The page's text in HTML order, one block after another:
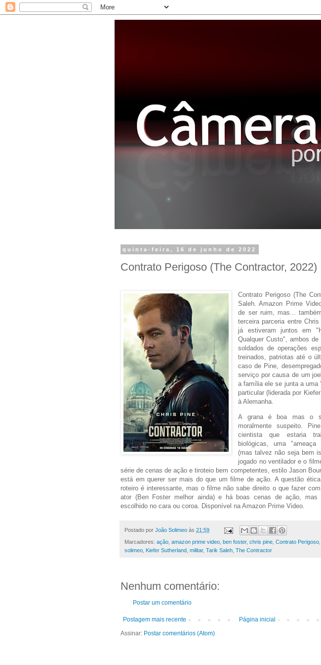
quinta-feira, 16 de junho de 2022
Contrato Perigoso (The Contractor, 2022)
Contrato Perigoso (The
Saleh. Amazon Prime
de ser ruim, mas...
terceira parceria entre
já estiveram juntos em
Qualquer Custo", ambos
soldados de operações
treinados, patriotas até o
caso de Pine,
serviço por causa de um
a família ele se junta a uma
particular (liderada por
à Alemanha.
A grana é boa mas o
moralmente suspeito.
cientista que estaria
biológicas, uma "ameaça
(mas talvez não seja bem
jogado no ventilador e o
série de cenas de ação e tiroteio bem competentes, estilo Jason
está em querer ser mais do que um filme de ação. A questão
roteiro é interessante, mas o filme não sabe direito o que fazer
ator (Ben Foster melhor ainda) e há boas cenas de ação,
escolhido no cara ou coroa. Disponível na Amazon Prime Video.
Postado por João Solimeo às 21:59
Marcadores: ação amazon prime video ben foster, chris pine Contrato Perigoso
solimeo
Kiefer Sutherland militar, Tarik Saleh The Contractor
Nenhum comentário:
Postar um comentário
Postagem mais recente
Página inicial
Assinar: Postar comentários (Atom)